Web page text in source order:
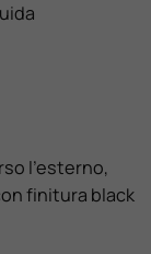
l’esterno,
finitura black